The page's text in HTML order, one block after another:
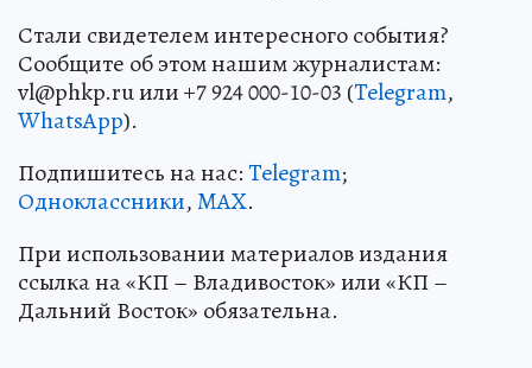
Стали свидетелем интересного события?
Сообщите об этом нашим журналистам:
vl@phkp.ru или +7 924 000-10-03 (Telegram,
WhatsApp).
Подпишитесь на нас:Telegram;
Одноклассники,MAX.
При использовании материалов издания
ссылка на «КП – Владивосток» или «КП –
Дальний Восток» обязательна.